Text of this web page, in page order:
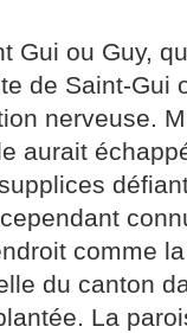
Gui ou Guy,
de Saint-Gui
nerveuse.
aurait
comme
du canton
La